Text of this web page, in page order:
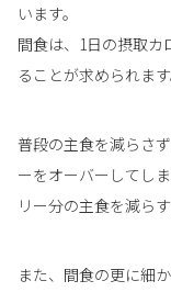
います。
間食は、1日の摂取カ
ることが求められます
普段の主食を減らさ
ーをオーバーしてし
リー分の主食を減ら
また、間食の更に細